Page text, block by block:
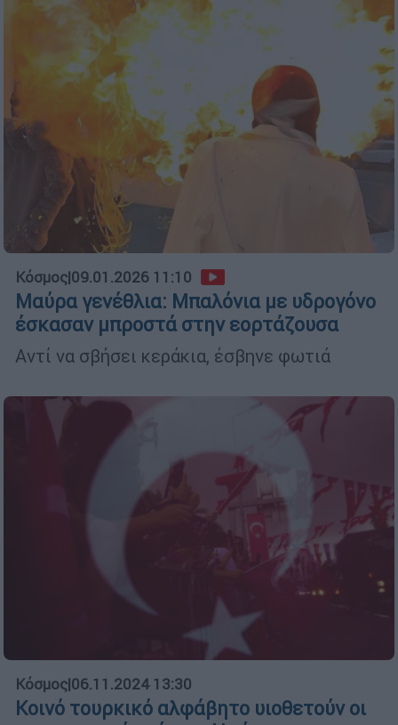
Κόσμος|09.01.2026 11:10
Μαύρα γενέθλια: Μπαλόνια με υδρογόνο
έσκασαν μπροστά στην εορτάζουσα
Αντί να σβήσει κεράκια, έσβηνε φωτιά
Κόσμος|06.11.2024 13:30
Κοινό τουρκικό αλφάβητο υιοθετούν οι